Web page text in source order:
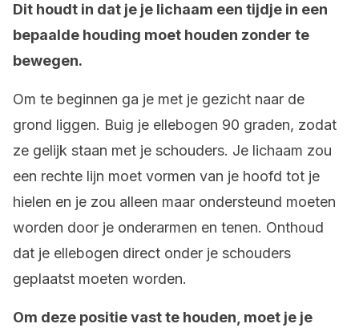
Dit houdt in dat je je lichaam een tijdje in een
bepaalde houding moet houden zonder te
bewegen.
Om te beginnen ga je met je gezicht naar de
grond liggen. Buig je ellebogen 90 graden, zodat
ze gelijk staan met je schouders. Je lichaam zou
een rechte lijn moet vormen van je hoofd tot je
hielen en je zou alleen maar ondersteund moeten
worden door je onderarmen en tenen. Onthoud
dat je ellebogen direct onder je schouders
geplaatst moeten worden.
Om deze positie vast te houden, moet je je